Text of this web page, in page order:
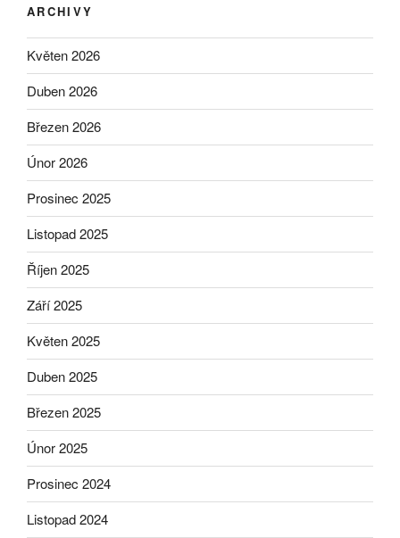
ARCHIVY
Květen 2026
Duben 2026
Březen 2026
Únor 2026
Prosinec 2025
Listopad 2025
Říjen 2025
Září 2025
Květen 2025
Duben 2025
Březen 2025
Únor 2025
Prosinec 2024
Listopad 2024